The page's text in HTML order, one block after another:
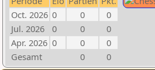
Oct. 2026 0 0
0
Jul. 2026
0 0
0
Apr. 2026 0 0
0
Gesamt
0 0